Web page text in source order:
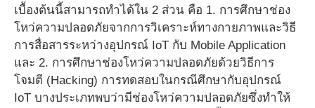
เบื้องต้นนี้สามารถทำได้ใน 2 ส่วน คือ 1. การศึกษาช่อง
โหว่ความปลอดภัยจากการวิเคราะห์ทางกายภาพและวิธี
การสื่อสารระหว่างอุปกรณ์ IoT กับ Mobile Application
และ 2. การศึกษาช่องโหว่ความปลอดภัยด้วยวิธีการ
โจมตี (Hacking) การทดสอบในกรณีศึกษากับอุปกรณ์
IoT บางประเภทพบว่ามีช่องโหว่ความปลอดภัยซึ่งทำให้